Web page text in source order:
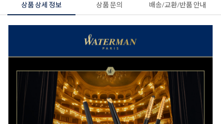
상품 상세 정보 상품 문의 배송/교환/반품 안내